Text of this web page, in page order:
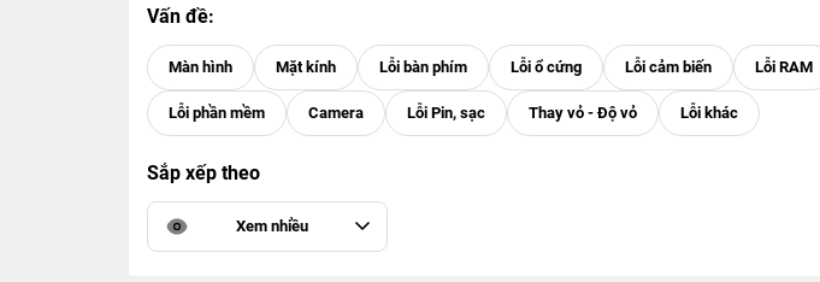
Vấn đề:
Sắp xếp theo
Xem nhiều